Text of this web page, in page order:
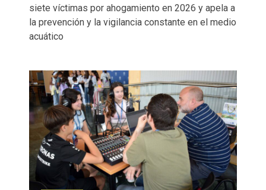
siete víctimas por ahogamiento en 2026 y apela a
la prevención y la vigilancia constante en el medio
acuático